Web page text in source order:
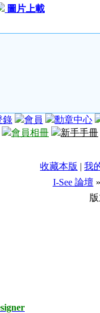
圖片上載
錄 會員
勳章中心
會員相冊 新手手冊
收藏本版 | 我
I-See 論壇